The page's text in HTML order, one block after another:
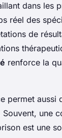
dans les
réel des
de
renforce la
permet aussi
une
est une